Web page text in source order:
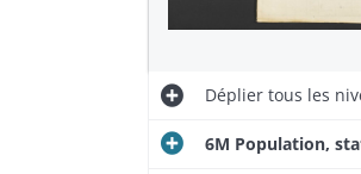
Dépliertous les
6M Population,